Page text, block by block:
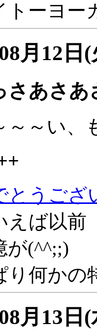
トーヨー
月12日(
さあさあ
～～い、
とうござ
えば以前
が(^^;;)
り何かの
月13日(